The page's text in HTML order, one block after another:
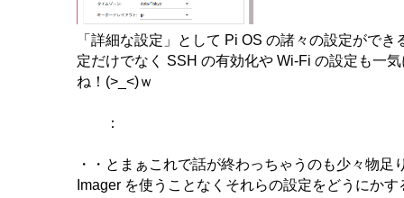
「詳細な設定」として Pi OS の諸々の設定がで
定だけでなく SSH の有効化や Wi-Fi の設定も一
ね！(>_<)ｗ
：
・・とまぁこれで話が終わっちゃうのも少々物足
Imager を使うことなくそれらの設定をどうにか